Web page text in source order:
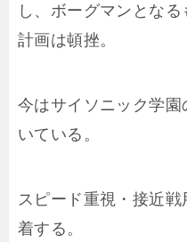
し、ボーグマンとな
計画は頓挫。
今はサイソニック学
いている。
スピード重視・接近
着する。